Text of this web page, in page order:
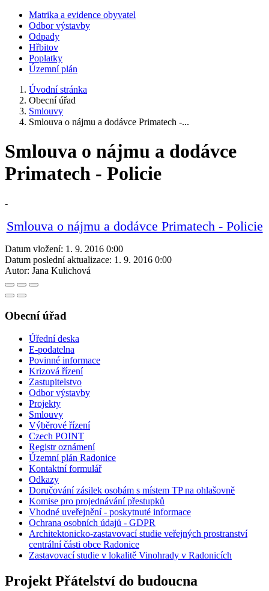
Matrika a evidence obyvatel
Odbor výstavby
Odpady
Hřbitov
Poplatky
Územní plán
Úvodní stránka
Obecní úřad
Smlouvy
Smlouva o nájmu a dodávce Primatech -...
Smlouva o nájmu a dodávce
Primatech - Policie
-
Smlouva o nájmu a dodávce Primatech - Policie
Datum vložení: 1. 9. 2016 0:00
Datum poslední aktualizace: 1. 9. 2016 0:00
Autor: Jana Kulichová
Obecní úřad
Úřední deska
E-podatelna
Povinné informace
Krizová řízení
Zastupitelstvo
Odbor výstavby
Projekty
Smlouvy
Výběrové řízení
Czech POINT
Registr oznámení
Územní plán Radonice
Kontaktní formulář
Odkazy
Doručování zásilek osobám s místem TP na ohlašovně
Komise pro projednávání přestupků
Vhodné uveřejnění - poskytnuté informace
Ochrana osobních údajů - GDPR
Architektonicko-zastavovací studie veřejných prostranství
centrální části obce Radonice
Zastavovací studie v lokalitě Vinohrady v Radonicích
Projekt Přátelství do budoucna